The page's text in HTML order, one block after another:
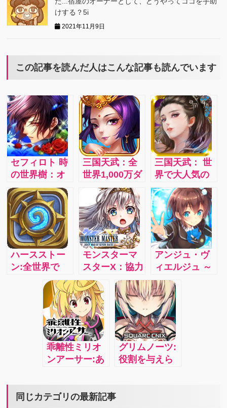
けする？5i
2021年11月9日
この記事を読んだ人はこんな記事も読んでいます
セフィロト 時
の世界樹：オ
トメイトのゲ
ームやアニメ
から5000枚を
超える美麗パ
ートナーが登
場！4i
三国天武：全
世界1,000万ダ
ウンロード突
破の本格戦略
バトル！！
三国天武： 世
界で大人気の
三国志ストラ
テジー！！
ハースストー
ン:全世界で
4000万人がプ
レイ！シンプ
ルにして深
遠。驚くほど
楽しい。 ルー
ルは簡単！ カ
ードを構え、
決闘を挑め！
モンスターマ
スターX：協力
バトルの王道
RPG！バトル
中もオンライ
ンチャットで
わいわいカー
ドバトル！オ
ンラインバト
ルで強力なモ
せて倒せ！
アンジュ・ヴ
ィエルジュ ～
ガールズバト
ル～：キミと
つながり、私
たちはもっと
強くなる…セ
ガが贈る学園
バトルRPG！
乖離性ミリオ
ンアーサー:あ
サー！？100万
グリムノーツ:
役割を与えら
同じカテゴリの最新記事